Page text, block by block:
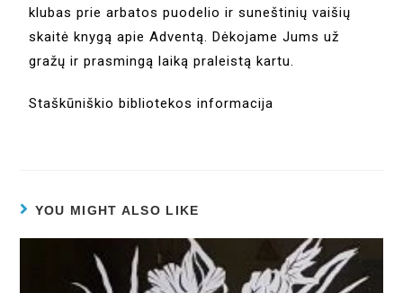
klubas prie arbatos puodelio ir suneštinių vaišių
skaitė knygą apie Adventą. Dėkojame Jums už
gražų ir prasmingą laiką praleistą kartu.
Staškūniškio bibliotekos informacija
YOU MIGHT ALSO LIKE